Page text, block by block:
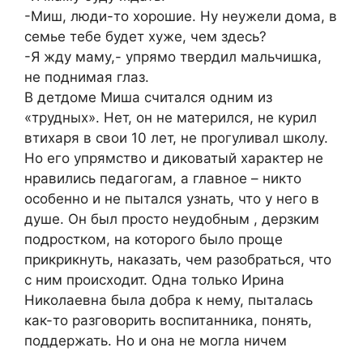
-Миш, люди-то хорошие. Ну неужели дома, в
семье тебе будет хуже, чем здесь?
-Я жду маму,- упрямо твердил мальчишка,
не поднимая глаз.
В детдоме Миша считался одним из
«трудных». Нет, он не матерился, не курил
втихаря в свои 10 лет, не прогуливал школу.
Но его упрямство и диковатый характер не
нравились педагогам, а главное – никто
особенно и не пытался узнать, что у него в
душе. Он был просто неудобным , дерзким
подростком, на которого было проще
прикрикнуть, наказать, чем разобраться, что
с ним происходит. Одна только Ирина
Николаевна была добра к нему, пыталась
как-то разговорить воспитанника, понять,
поддержать. Но и она не могла ничем